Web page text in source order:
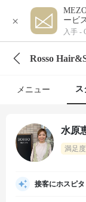
×
ービ
入手 -
Rosso
メニュー ス
水原
満足度
接客にホスピ